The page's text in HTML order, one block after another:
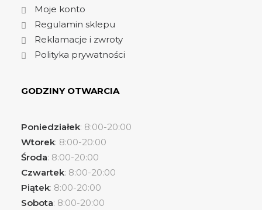
Moje konto
Regulamin sklepu
Reklamacje i zwroty
Polityka prywatności
GODZINY OTWARCIA
Poniedziałek: 8:00-20:00
Wtorek: 8:00-20:00
Środa: 8:00-20:00
Czwartek: 8:00-20:00
Piątek: 8:00-20:00
Sobota: 8:00-20:00